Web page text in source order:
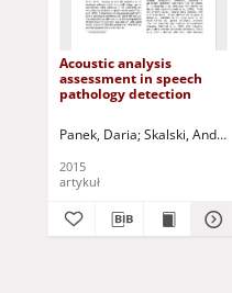
Acoustic analysis
assessment in speech
pathology detection
Panek, Daria Skalski, Andrzej
2015
artykuł